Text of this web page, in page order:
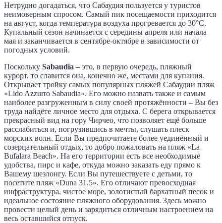
Нетрудно догадаться, что Сабаудия пользуется у туристов
неимоверным спросом. Самый пик посещаемости приходится
на август, когда температура воздуха прогревается до 30°C.
Купальный сезон начинается с середины апреля или начала
мая и заканчивается в сентябре-октябре в зависимости от
погодных условий.
Поскольку Sabaudia – это, в первую очередь, пляжный
курорт, то славится она, конечно же, местами для купания.
Открывает тройку самых популярных пляжей Сабаудии пляж
«Lido Azzurro Sabaudia». Его можно назвать также и самым
наиболее разгруженным в силу своей протяжённости – Вы без
труда найдёте личное место для отдыха. С берега открывается
прекрасный вид на гору Чирчео, что позволяет ещё больше
расслабиться и, погрузившись в мечты, слушать плеск
морских волн. Если Вы предпочитаете более уединённый и
созерцательный отдых, то добро пожаловать на пляж «La
Bufalara Beach». На его территории есть все необходимые
удобства, пирс и кафе, откуда можно заказать еду прямо к
Вашему шезлонгу. Если Вы путешествуете с детьми, то
посетите пляж «Duna 31.5». Его отличают превосходная
инфраструктура, чистое море, золотистый бархатный песок и
идеальное состояние пляжного оборудования. Здесь можно
провести целый день и зарядиться отличным настроением на
весь оставшийся отпуск.